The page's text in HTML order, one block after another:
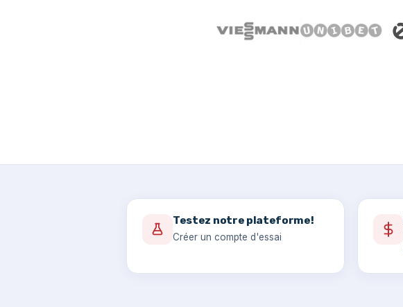
Testez notre plateforme!
Créer un compte d'essai